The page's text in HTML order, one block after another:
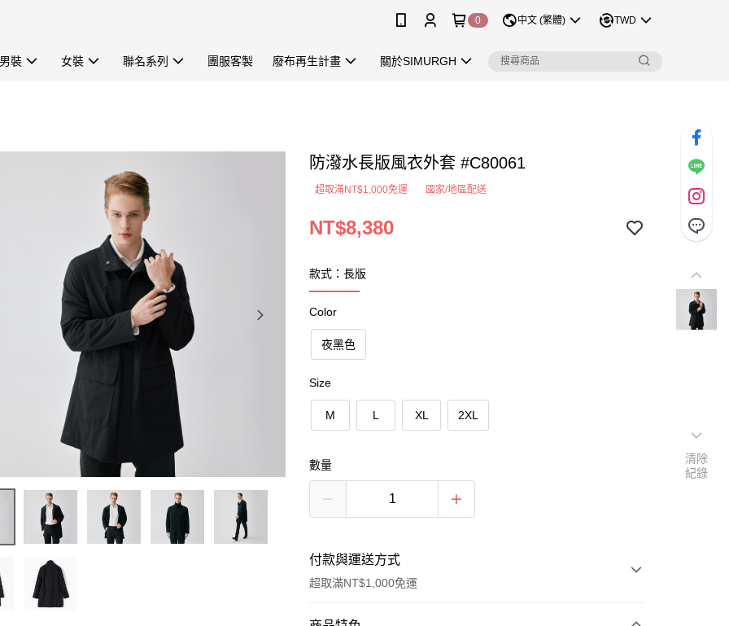
0 中文 (繁體) TWD
男裝 女裝 聯名系列 團服客製 廢布再生計畫 關於SIMURGH
防潑水長版風衣外套 #C80061
超取滿NT$1,000免運 國家/地區配送
NT$8,380
款式：長版
Color
夜黑色
Size
M L XL 2XL
數量
付款與運送方式
超取滿NT$1,000免運
清除
紀錄